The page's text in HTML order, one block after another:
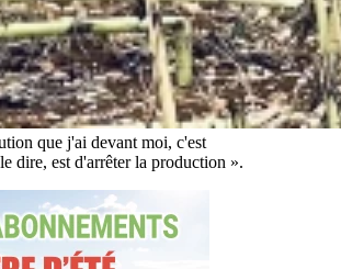
que j'ai devant moi, c'est
dire, est d'arrêter la production ».